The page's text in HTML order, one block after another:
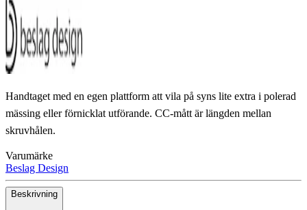
Handtaget med en egen plattform att vila på syns lite extra i polerad
mässing eller förnicklat utförande. CC-mått är längden mellan
skruvhålen.
Varumärke
Beslag Design
Beskrivning